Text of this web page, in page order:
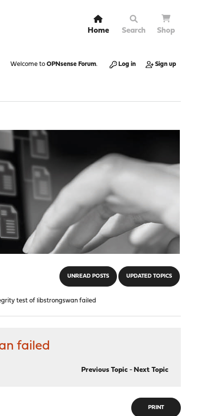
Home Search Shop
Welcome to OPNsense Forum. Log in Sign up
UNREAD POSTS UPDATED TOPICS
test of libstrongswan failed
failed
Previous Topic- Next Topic
PRINT